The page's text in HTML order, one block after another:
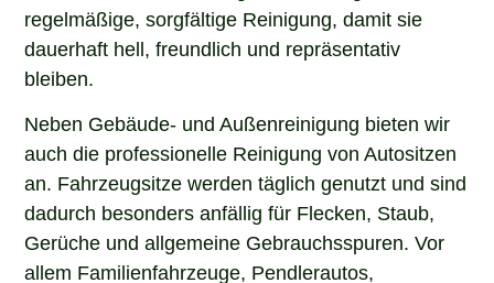
regelmäßige, sorgfältige Reinigung, damit sie
dauerhaft hell, freundlich und repräsentativ
bleiben.
Neben Gebäude- und Außenreinigung bieten wir
auch die professionelle Reinigung von Autositzen
an. Fahrzeugsitze werden täglich genutzt und sind
dadurch besonders anfällig für Flecken, Staub,
Gerüche und allgemeine Gebrauchsspuren. Vor
allem Familienfahrzeuge, Pendlerautos,